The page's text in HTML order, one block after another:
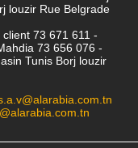
louzir Rue Belgrade
client 73 671 611 -
73 656 076 -
Tunis Borj louzir